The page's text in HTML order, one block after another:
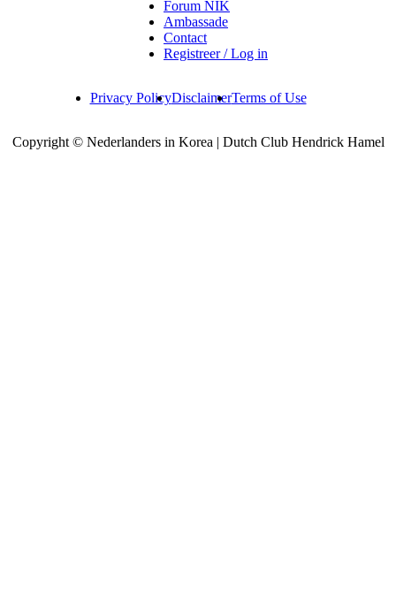
Forum NIK
Ambassade
Contact
Registreer / Log in
Privacy PolicyDisclaimerTerms of Use
Copyright © Nederlanders in Korea | Dutch Club Hendrick Hamel